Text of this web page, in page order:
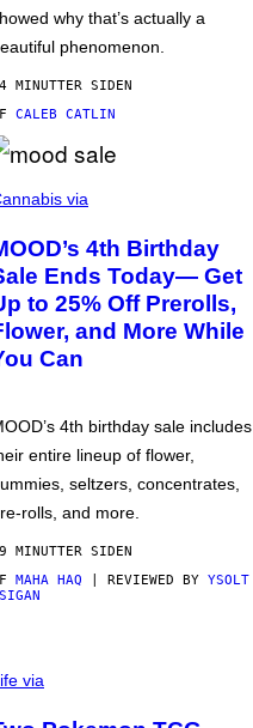
why that’s actually a
phenomenon.
MINUTTER SIDEN
CALEB CATLIN
via
4th Birthday
Ends Today— Get
to 25% Off Prerolls,
and More While
Can
4th birthday sale includes
entire lineup of flower,
seltzers, concentrates,
rolls, and more.
MINUTTER SIDEN
MAHA HAQ | REVIEWED BY YSOLT
via